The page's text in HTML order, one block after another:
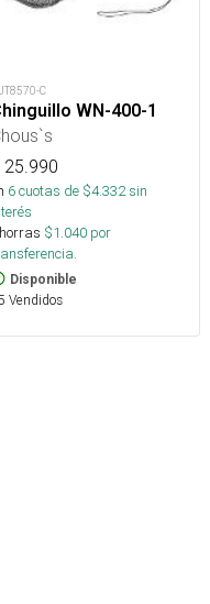
C
WN-400-1
25.990
6cuotas de $4.332sin
$1.040 por
Disponible
Vendidos